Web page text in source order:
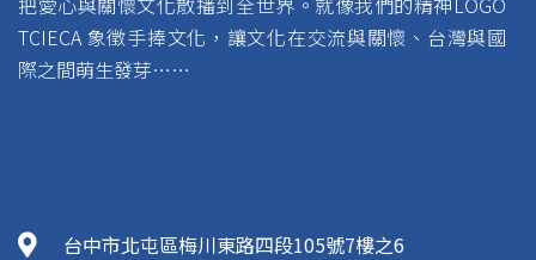
TCIECA 象徵手捧文化，讓文化在交流與關懷、台灣與國
際之間萌生發芽……
台中市北屯區梅川東路四段105號7樓之6